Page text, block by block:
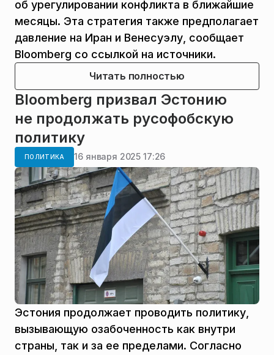
об урегулировании конфликта в ближайшие
месяцы. Эта стратегия также предполагает
давление на Иран и Венесуэлу, сообщает
Bloomberg со ссылкой на источники.
Читать полностью
Bloomberg призвал Эстонию
не продолжать русофобскую
политику
ПОЛИТИКА 16 января 2025 17:26
Эстония продолжает проводить политику,
вызывающую озабоченность как внутри
страны, так и за ее пределами. Согласно